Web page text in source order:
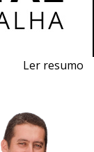
Ler resumo